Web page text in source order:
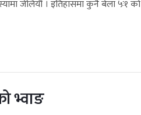
जेलियौं । इतिहासमा कुनै बेला ५ः१ को
भ्वाङ